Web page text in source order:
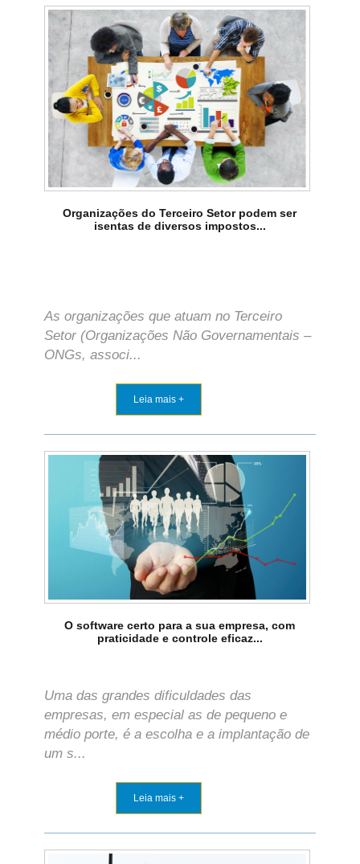
Organizações do Terceiro Setor podem ser
isentas de diversos impostos...
As organizações que atuam no Terceiro
Setor (Organizações Não Governamentais –
ONGs, associ...
Leia mais +
O software certo para a sua empresa, com
praticidade e controle eficaz...
Uma das grandes dificuldades das
empresas, em especial as de pequeno e
médio porte, é a escolha e a implantação de
um s...
Leia mais +